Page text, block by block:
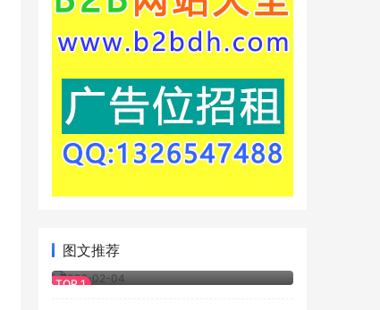
图文推荐
一元一分红中麻将跑得快群
2026-02-04